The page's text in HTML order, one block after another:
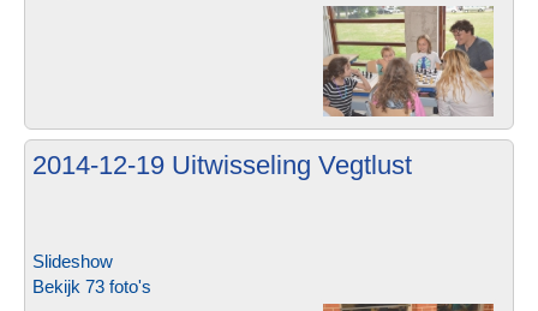
2014-12-19 Uitwisseling Vegtlust
Slideshow
Bekijk 73 foto's